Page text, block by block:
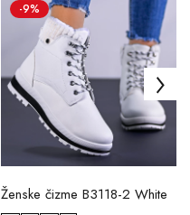
-9%
Ženske čizme B3118-2 White